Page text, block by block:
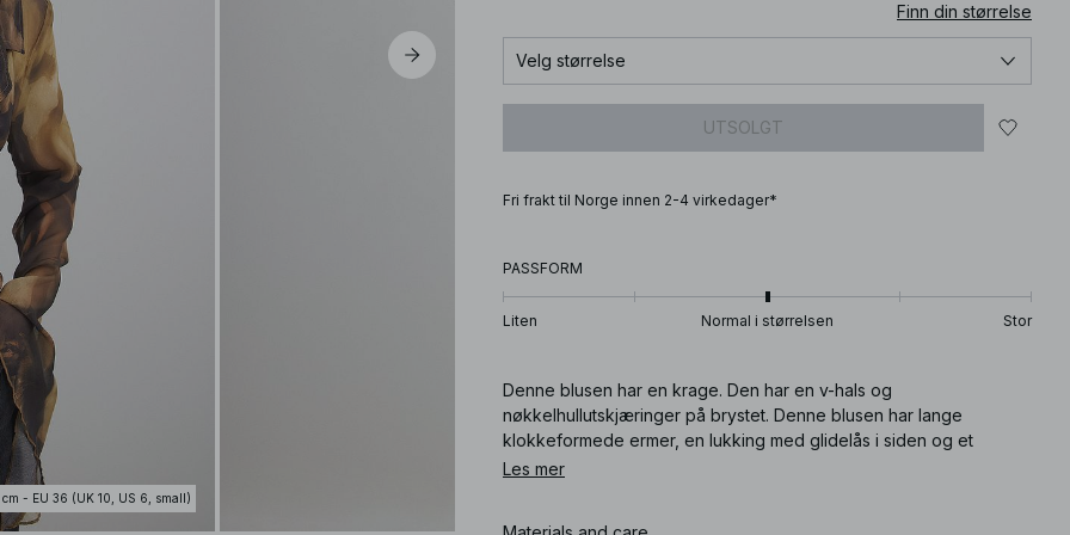
cm - EU 36 (UK 10, US 6, small)
Finn din størrelse
Velg størrelse
UTSOLGT
Fri frakt til Norge innen 2-4 virkedager*
PASSFORM
Liten Normal i størrelsen Stor
Denne blusen har en krage. Den har en v-hals og
nøkkelhullutskjæringer på brystet. Denne blusen har lange
klokkeformede ermer, en lukking med glidelås i siden og et
bølget, rent materiale.
Les mer